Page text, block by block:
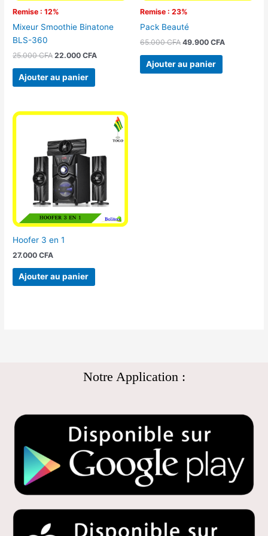
Remise : 12%
Mixeur Smoothie Binatone
BLS-360
25.000CFA 22.000CFA
Ajouter au panier
Remise : 23%
Pack Beauté
65.000CFA 49.900 CFA
Ajouter au panier
Hoofer 3 en 1
27.000CFA
Ajouter au panier
Notre Application :